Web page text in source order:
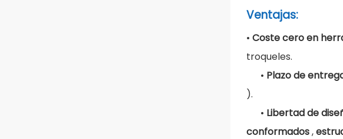
Ventajas:
•Coste cero en
troqueles.
• Plazo de
).
• Libertad de
conformados,